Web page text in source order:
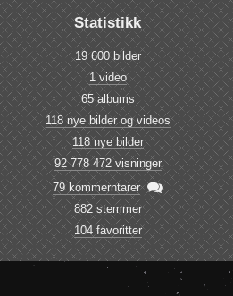
Statistikk
19 600 bilder
1 video
65 albums
118 nye bilder og videos
118 nye bilder
92 778 472 visninger
79 kommerntarer 
882 stemmer
104 favoritter